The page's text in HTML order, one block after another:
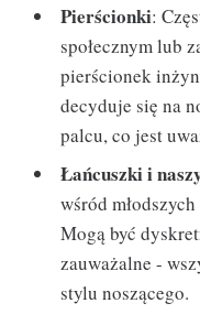
Pierścionki:
społecznym lub
pierścionek
decyduje się na
palcu, co jest
Łańcuszki i
wśród
Mogą być
zauważalne -
stylu noszącego.